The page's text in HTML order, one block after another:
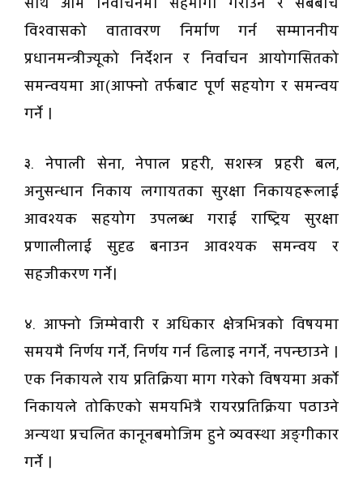
विश्वासको वातावरण निर्माण गर्न सम्माननीय
प्रधानमन्त्रीज्यूको निर्देशन र निर्वाचन आयोगसितको
समन्वयमा आ(आफ्नो तर्फबाट पूर्ण सहयोग र समन्वय
गर्ने ।
३. नेपाली सेना, नेपाल प्रहरी, सशस्त्र प्रहरी बल,
अनुसन्धान निकाय लगायतका सुरक्षा निकायहरूलाई
आवश्यक सहयोग उपलब्ध गराई राष्ट्रिय सुरक्षा
प्रणालीलाई सुदृढ बनाउन आवश्यक समन्वय र
सहजीकरण गर्ने।
४. आफ्नो जिम्मेवारी र अधिकार क्षेत्रभित्रको विषयमा
समयमै निर्णय गर्ने, निर्णय गर्न ढिलाइ नगर्ने, नपन्छाउने ।
एक निकायले राय प्रतिक्रिया माग गरेको विषयमा अर्को
निकायले तोकिएको समयभित्रै रायरप्रतिक्रिया पठाउने
अन्यथा प्रचलित कानूनबमोजिम हुने व्यवस्था अङ्गीकार
गर्ने ।